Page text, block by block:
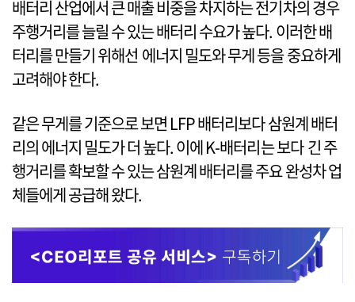
배터리 산업에서 큰 매출 비중을 차지하는 전기차의 경우
주행거리를 늘릴 수 있는 배터리 수요가 높다. 이러한 배
터리를 만들기 위해선 에너지 밀도와 무게 등을 중요하게
고려해야 한다.
같은 무게를 기준으로 보면 LFP 배터리보다 삼원계 배터
리의 에너지 밀도가 더 높다. 이에 K-배터리는 보다 긴 주
행거리를 확보할 수 있는 삼원계 배터리를 주요 완성차 업
체들에게 공급해 왔다.